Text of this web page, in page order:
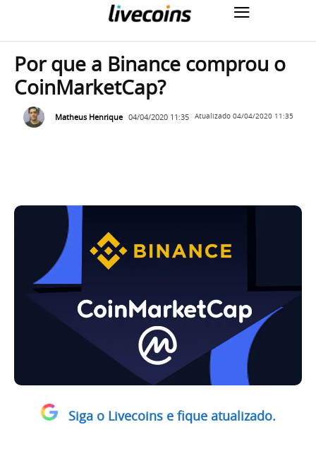
Por que a Binance comprou o
CoinMarketCap?
Matheus Henrique 04/04/2020 11:35 Atualizado 04/04/2020 11:35
Siga o Livecoins e fique atualizado.